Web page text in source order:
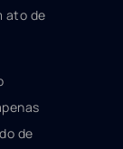
ato de
de